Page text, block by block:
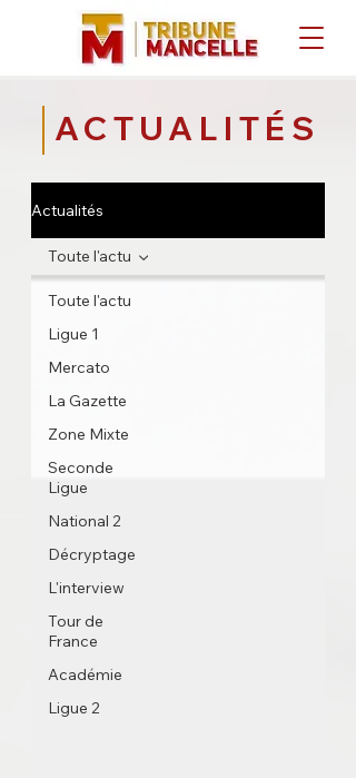
ACTUALITÉS
Actualités
Toute l'actu
Ligue 1
Mercato
La Gazette
Zone Mixte
Seconde
Ligue
National 2
Décryptage
L'interview
Tour de
France
Académie
Ligue 2
Toute l'actu